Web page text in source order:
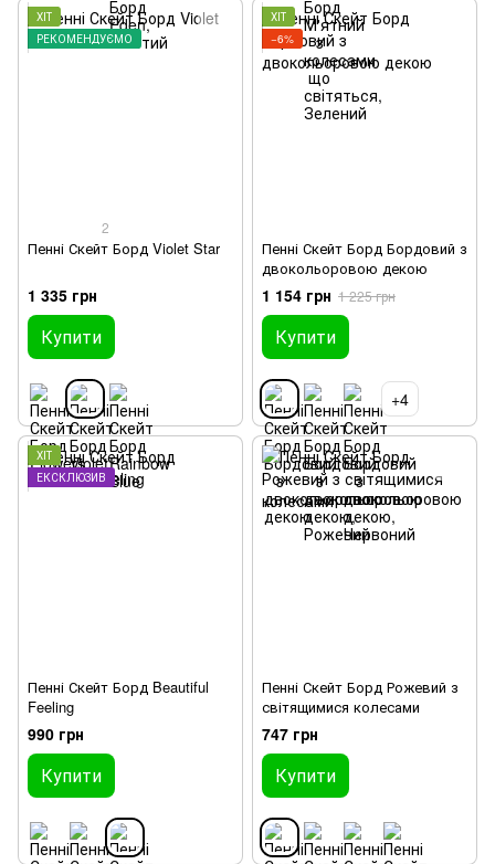
ХІТ
РЕКОМЕНДУЄМО
2
Пенні Скейт Борд Violet Star
1 335 грн
Купити
ХІТ
−6%
Пенні Скейт Борд Бордовий з
двокольоровою декою
1 154 грн 1 225 грн
Купити
+4
ХІТ
ЕКСКЛЮЗИВ
Пенні Скейт Борд Beautiful
Feeling
990 грн
Купити
Пенні Скейт Борд Рожевий з
світящимися колесами
747 грн
Купити